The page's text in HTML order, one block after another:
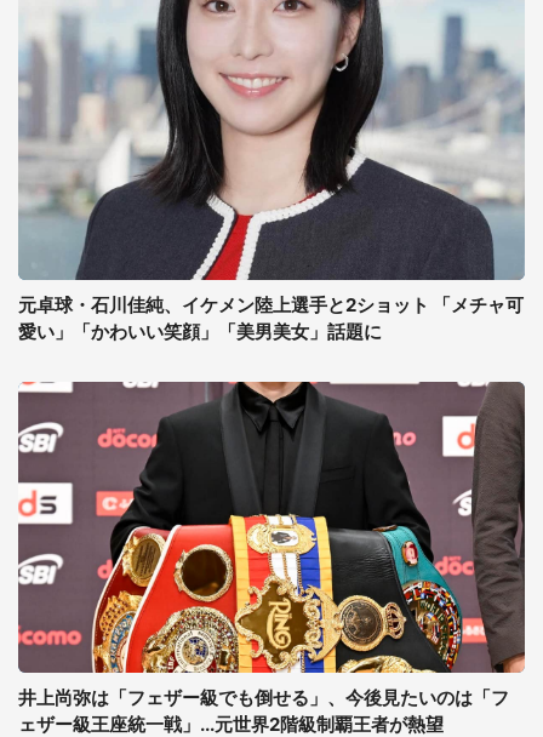
元卓球・石川佳純、イケメン陸上選手と2ショット 「メチャ可
愛い」「かわいい笑顔」「美男美女」話題に
井上尚弥は「フェザー級でも倒せる」、今後見たいのは「フ
ェザー級王座統一戦」...元世界2階級制覇王者が熱望